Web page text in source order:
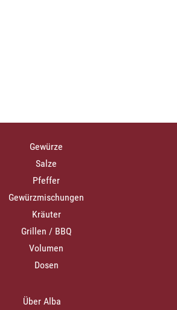
Gewürze
Salze
Pfeffer
Gewürzmischungen
Kräuter
Grillen / BBQ
Volumen
Dosen
Über Alba